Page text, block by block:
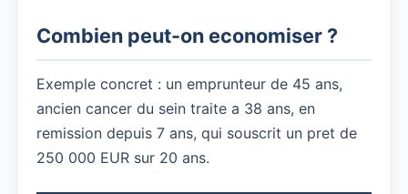
Combien peut-on economiser ?
Exemple concret : un emprunteur de 45 ans,
ancien cancer du sein traite a 38 ans, en
remission depuis 7 ans, qui souscrit un pret de
250 000 EUR sur 20 ans.